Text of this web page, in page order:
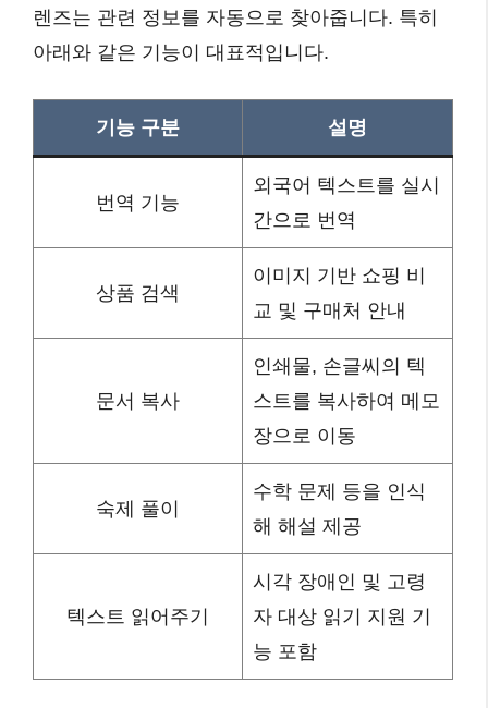
렌즈는 관련 정보를 자동으로 찾아줍니다. 특히
아래와 같은 기능이 대표적입니다.
기능 구분 설명
번역 기능
외국어 텍스트를 실시
간으로 번역
상품 검색
이미지 기반 쇼핑 비
교 및 구매처 안내
문서 복사
인쇄물, 손글씨의 텍
스트를 복사하여 메모
장으로 이동
숙제 풀이
수학 문제 등을 인식
해 해설 제공
텍스트 읽어주기
시각 장애인 및 고령
자 대상 읽기 지원 기
능 포함